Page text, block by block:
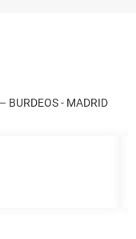
BURDEOS - MADRID